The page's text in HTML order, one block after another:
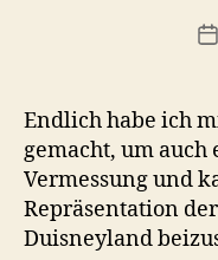
Endlich habe ich
gemacht, um
Vermessung und
Repräsentation
Duisneyland